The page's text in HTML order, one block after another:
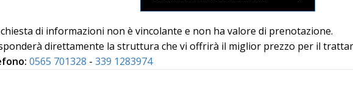
di informazioni non è vincolante e non ha valore di prenotazione.
direttamente la struttura che vi offrirà il miglior prezzo per il
0565 701328 - 339 1283974